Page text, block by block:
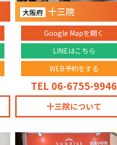
大阪府 十三院
Google Mapを開く
LINEはこちら
WEB予約をする
TEL 06-6755-9946
十三院について